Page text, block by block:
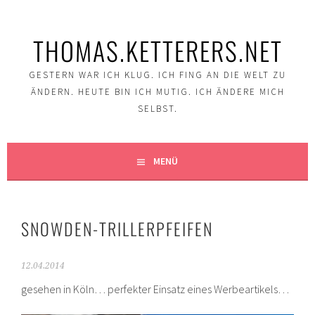
THOMAS.KETTERERS.NET
GESTERN WAR ICH KLUG. ICH FING AN DIE WELT ZU
ÄNDERN. HEUTE BIN ICH MUTIG. ICH ÄNDERE MICH
SELBST.
MENÜ
SNOWDEN-TRILLERPFEIFEN
12.04.2014
gesehen in Köln… perfekter Einsatz eines Werbeartikels…